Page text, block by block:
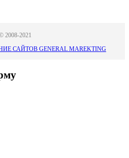
2008-2021
САЙТОВ GENERAL MAREKTING